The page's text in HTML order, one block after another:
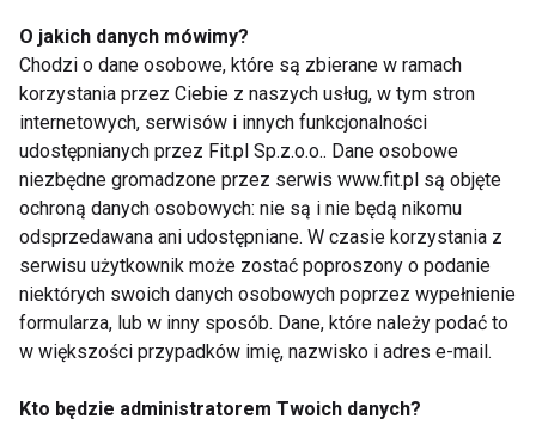
Kulturystyka
Trening na siłowni dla
początkujących
Sukces influencera
GymBeam. Piotr
Borecki zakwalifikował
się do zawodów Mr
Olympia
O jakich danych mówimy?
Chodzi o dane osobowe, które są zbierane w ramach
korzystania przez Ciebie z naszych usług, w tym stron
internetowych, serwisów i innych funkcjonalności
udostępnianych przez Fit.pl Sp.z.o.o.. Dane osobowe
niezbędne gromadzone przez serwis www.fit.pl są objęte
ochroną danych osobowych: nie są i nie będą nikomu
odsprzedawana ani udostępniane. W czasie korzystania z
serwisu użytkownik może zostać poproszony o podanie
niektórych swoich danych osobowych poprzez wypełnienie
formularza, lub w inny sposób. Dane, które należy podać to
w większości przypadków imię, nazwisko i adres e-mail.
Kto będzie administratorem Twoich danych?